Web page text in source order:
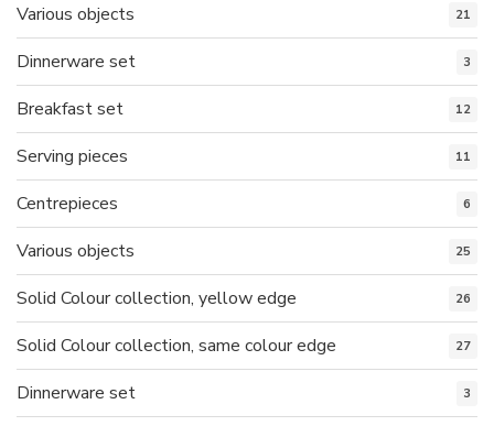
Various objects 21
Dinnerware set 3
Breakfast set 12
Serving pieces 11
Centrepieces 6
Various objects 25
Solid Colour collection, yellow edge 26
Solid Colour collection, same colour edge 27
Dinnerware set 3